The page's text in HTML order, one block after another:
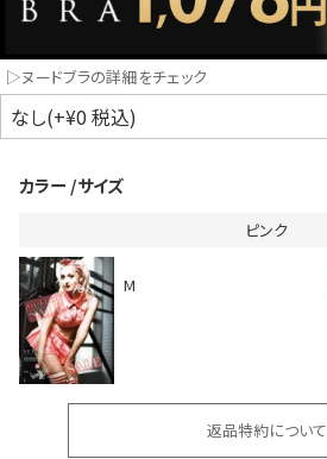
同一商品まとめ買いキャンペーン
インスタ写真投稿キャンペーン！
▷ヌードブラの詳細をチェック
カラー サイズ
ピンク
M
返品特約について